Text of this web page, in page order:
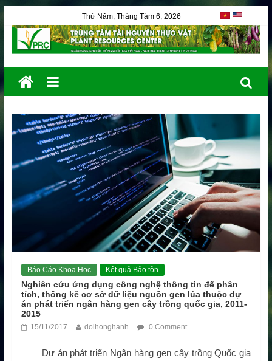
Thứ Năm, Tháng Tám 6, 2026
Báo Cáo Khoa Học Kết quả Bảo tồn
Nghiên cứu ứng dụng công nghệ thông tin để phân
tích, thống kê cơ sở dữ liệu nguồn gen lúa thuộc dự
án phát triển ngân hàng gen cây trồng quốc gia, 2011-
2015
15/11/2017 doihonghanh 0 Comment
Dự án phát triển Ngân hàng gen cây trồng Quốc gia